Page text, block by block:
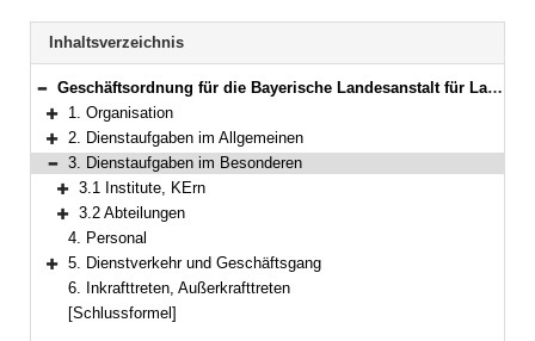
BAYERN.RECHT
letzten
Suche
Navigation
Inhaltsverzeichnis
Bereich reduzieren
Geschäftsordnung für die Bayerische Landesanstalt für Landwirtschaft
Bereich erweitern
1. Organisation
Bereich erweitern
2. Dienstaufgaben im Allgemeinen
Bereich reduzieren
3. Dienstaufgaben im Besonderen
Bereich erweitern
3.1 Institute, KErn
Bereich erweitern
3.2 Abteilungen
4. Personal
Bereich erweitern
5. Dienstverkehr und Geschäftsgang
6. Inkrafttreten, Außerkrafttreten
[Schlussformel]